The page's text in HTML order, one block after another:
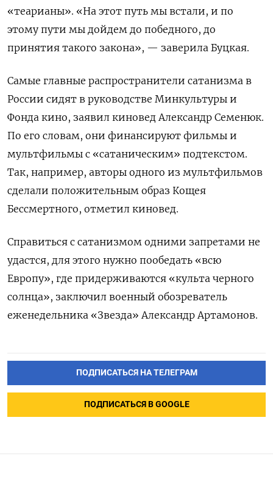
«теарианы». «На этот путь мы встали, и по
этому пути мы дойдем до победного, до
принятия такого закона», — заверила Буцкая.
Самые главные распространители сатанизма в
России сидят в руководстве Минкультуры и
Фонда кино, заявил киновед Александр Семенюк.
По его словам, они финансируют фильмы и
мультфильмы с «сатаническим» подтекстом.
Так, например, авторы одного из мультфильмов
сделали положительным образ Кощея
Бессмертного, отметил киновед.
Справиться с сатанизмом одними запретами не
удастся, для этого нужно пообедать «всю
Европу», где придерживаются «культа черного
солнца», заключил военный обозреватель
еженедельника «Звезда» Александр Артамонов.
ПОДПИСАТЬСЯ НА ТЕЛЕГРАМ
ПОДПИСАТЬСЯ В GOOGLE